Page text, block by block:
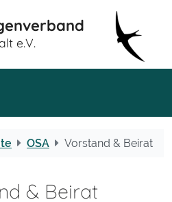
e.V.
OSA Vorstand & Beirat
& Beirat